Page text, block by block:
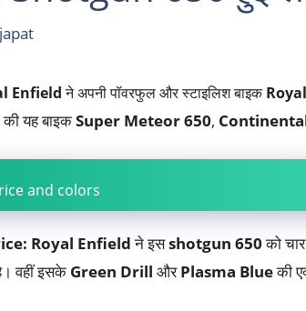
Enfieldने अपनी पॉवरफुल और स्टाइलिश बाइक
की यह बाइकSuper Meteor 650,
and colors
Royal Enfieldने इसshotgun 650को
वहीं इसके Green Drill औरPlasma Blueकी